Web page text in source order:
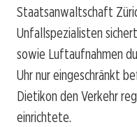
Staatsanwaltschaft
Unfallspezialisten
sowie Luftaufnahmen
Uhr nur eingeschränkt
Dietikon den Verkehr
einrichtete.